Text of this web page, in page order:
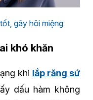
gây hôi miệng
khó khăn
khi lắp răng sứ
dấu hàm không